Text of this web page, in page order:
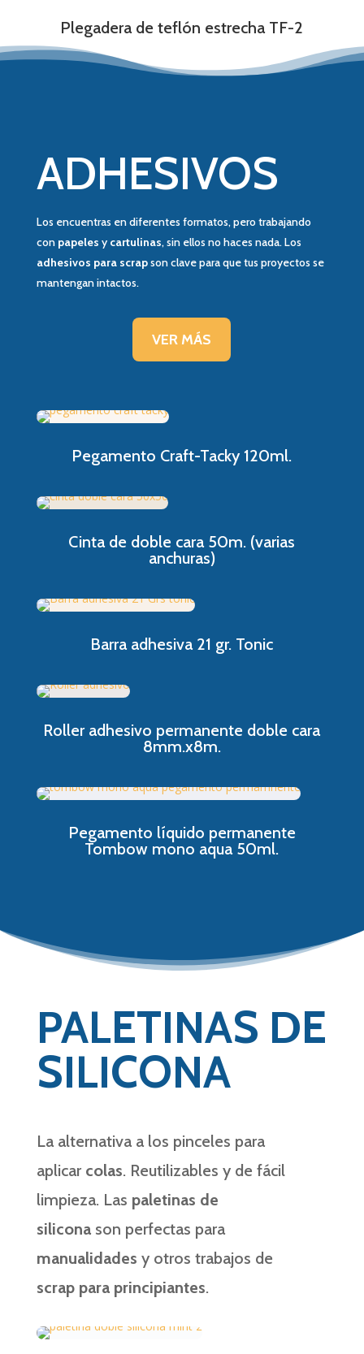
Plegadera de teflón estrecha TF-2
ADHESIVOS
Los encuentras en diferentes formatos, pero trabajando
con papeles y cartulinas, sin ellos no haces nada. Los
adhesivos para scrapson clave para que tus proyectos se
mantengan intactos.
VER MÁS
Pegamento Craft-Tacky 120ml.
Cinta de doble cara 50m. (varias
anchuras)
Barra adhesiva 21 gr. Tonic
Roller adhesivo permanente doble cara
8mm.x8m.
Pegamento líquido permanente
Tombow mono aqua 50ml.
PALETINAS DE
SILICONA
La alternativa a los pinceles para
aplicar colas. Reutilizables y de fácil
limpieza. Las paletinas de
siliconason perfectas para
manualidades y otros trabajos de
scrap para principiantes.